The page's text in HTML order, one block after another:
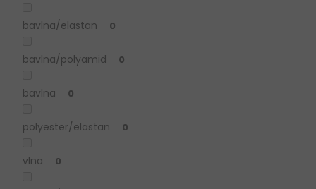
bavlna/elastan 0
bavlna/polyamid 0
bavlna 0
polyester/elastan 0
vlna 0